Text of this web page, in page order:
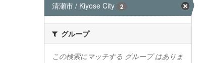
清瀬市 / Kiyose City
2
グループ
この検索にマッチする グループ はありま